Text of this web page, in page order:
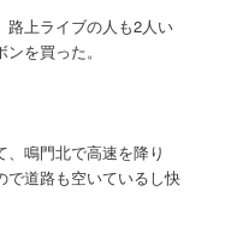
上ライブの人も2人い
を買った。
鳴門北で高速を降り
道路も空いているし快